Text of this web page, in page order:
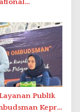
Temenggung
Publik
Kepri